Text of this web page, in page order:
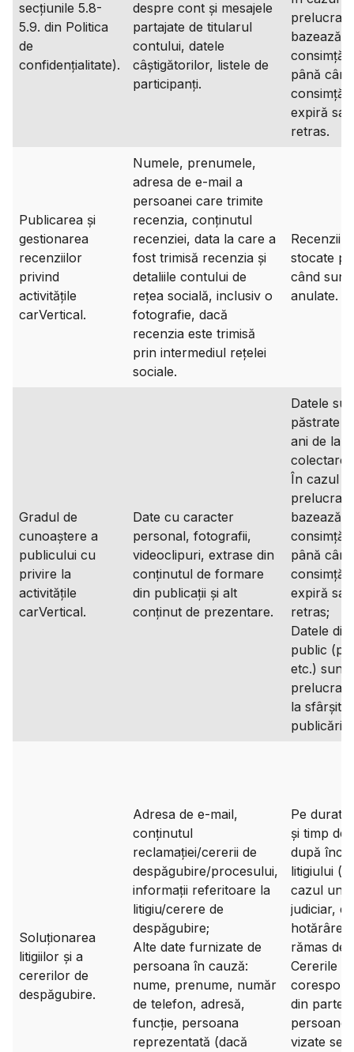
secțiunile 5.8-
5.9. din Politica
de
confidențialitate).
despre cont și mesajele
partajate de titularul
contului, datele
câștigătorilor, listele de
participanți.
bazează
până când
expiră
retras.
Publicarea și
gestionarea
recenziilor
privind
activitățile
carVertical.
Numele, prenumele,
adresa de e-mail a
persoanei care trimite
recenzia, conținutul
recenziei, data la care a
fost trimisă recenzia și
detaliile contului de
rețea socială, inclusiv o
fotografie, dacă
recenzia este trimisă
prin intermediul rețelei
sociale.
stocate
când sunt
anulate.
Gradul de
cunoaștere a
publicului cu
privire la
activitățile
carVertical.
Date cu caracter
personal, fotografii,
videoclipuri, extrase din
conținutul de formare
din publicații și alt
conținut de prezentare.
Datele
păstrate
ani de la
colectare;
În cazul
bazează
până când
expiră
retras;
Datele
public
etc.) sunt
la sfârșitul
publicării.
Soluționarea
litigiilor și a
cererilor de
despăgubire.
Adresa de e-mail,
conținutul
reclamației/cererii de
despăgubire/procesului,
informații referitoare la
litigiu/cerere de
despăgubire;
Alte date furnizate de
persoana în cauză:
nume, prenume, număr
de telefon, adresă,
funcție, persoana
reprezentată (dacă
Pe durata
și timp de
după
litigiului
cazul
judiciar,
hotărârea
rămas
Cererile și
din partea
vizate se